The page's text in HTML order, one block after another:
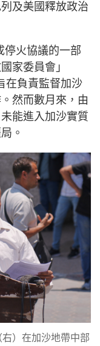
及美國釋放政治
停火協議的一部
家委員會」
在負責監督加沙
然而數月來，由
能進入加沙實質
。
）在加沙地帶中部